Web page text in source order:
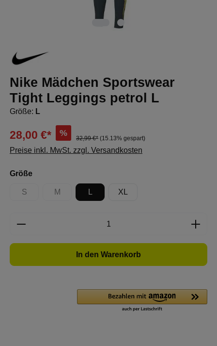
Nike Mädchen Sportswear
Tight Leggings petrol L
Größe: L
28,00 €* %
32,99 €* (15.13% gespart)
Preise inkl. MwSt. zzgl. Versandkosten
Größeauswählen
S
(Diese Option ist zurzeit nicht verfügbar.)
M
(Diese Option ist zurzeit nicht verfügbar.)
L XL
Produkt Anzahl: Gib den gewünschten
In den Warenkorb